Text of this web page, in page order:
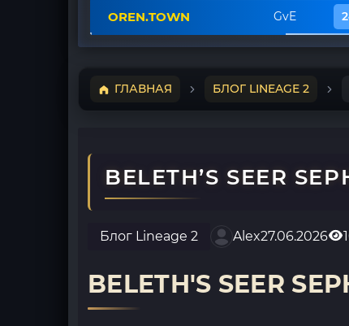
OREN.TOWN GvE
ГЛАВНАЯ БЛОГ LINEAGE 2
BELETH’S SEER
Блог Lineage 2 Alex27.06.2026
BELETH'S SEER